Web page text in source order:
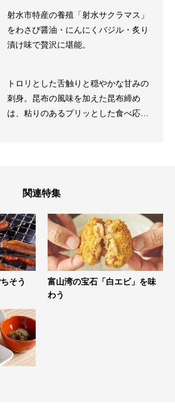
射水市特産の養殖「射水サクラマス」
をわさび醤油・にんにくバジル・炙り
漬け味で贅沢に堪能。
トロリとした舌触りと穏やかな甘みの
刺身。昆布の風味を加えた昆布締め
は、粘りのあるプリッとした食べ応え
関連特集
ちそう
富山湾の宝石「白エビ」を味
わう